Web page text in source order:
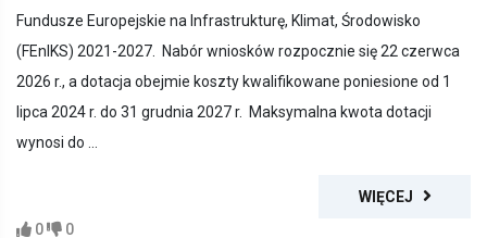
Fundusze Europejskie na Infrastrukturę, Klimat, Środowisko
(FEnIKS) 2021-2027. Nabór wniosków rozpocznie się 22 czerwca
2026 r., a dotacja obejmie koszty kwalifikowane poniesione od 1
lipca 2024 r. do 31 grudnia 2027 r. Maksymalna kwota dotacji
wynosi do ...
WIĘCEJ
0
0